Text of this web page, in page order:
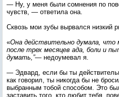
— Ну, у меня были сомнения по
чувств, — ответила она.
Сквозь мои зубы вырвался низкий
«Она действительно думала, что
после трех месяцев ада, боли и
думать,”— недоумевал я.
— Эдвард, если бы ты
как говорил, ты никогда бы не
выбранным тобой способом. Это
заставить того, кто любит тебя,